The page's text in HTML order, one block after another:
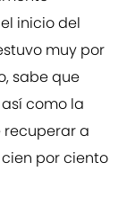
inicio del
muy por
sabe que
como la
recuperar a
por ciento